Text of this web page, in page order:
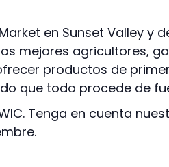
Market en Sunset Valley
mejores agricultores,
productos de
que todo procede de
Tenga en cuenta